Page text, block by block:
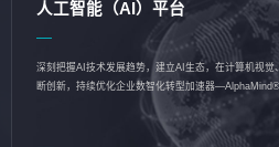
人工智能（AI）平台
深刻把握AI技术发展趋势，建立AI生态，在计算机视
断创新，持续优化企业数智化转型加速器